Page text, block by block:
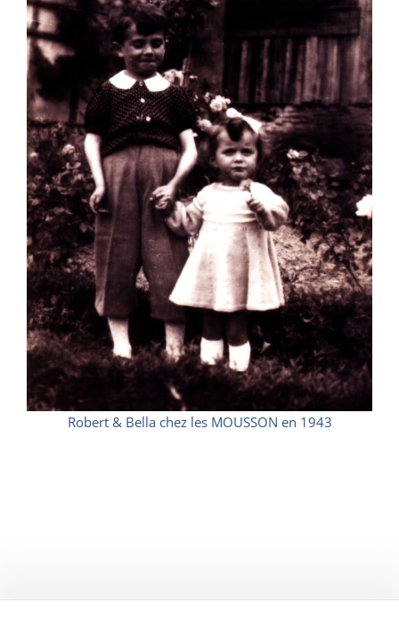
Robert & Bella chez les MOUSSON en 1943